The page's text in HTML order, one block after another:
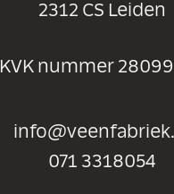
2312 CS Leiden
KVK nummer
071 3318054